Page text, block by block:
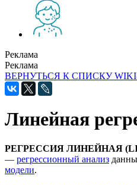
Реклама
Реклама
ВЕРНУТЬСЯ К СПИСКУ
Линейная
РЕГРЕССИЯ ЛИНЕЙНАЯ
— регрессионный анализ
модели.